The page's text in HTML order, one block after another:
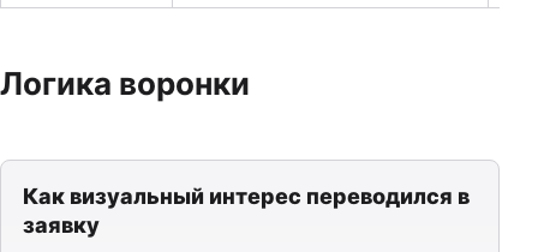
Логика воронки
Как визуальный интерес переводился в
заявку